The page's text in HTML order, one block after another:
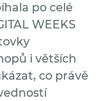
po celé
WEEKS
i větších
co právě